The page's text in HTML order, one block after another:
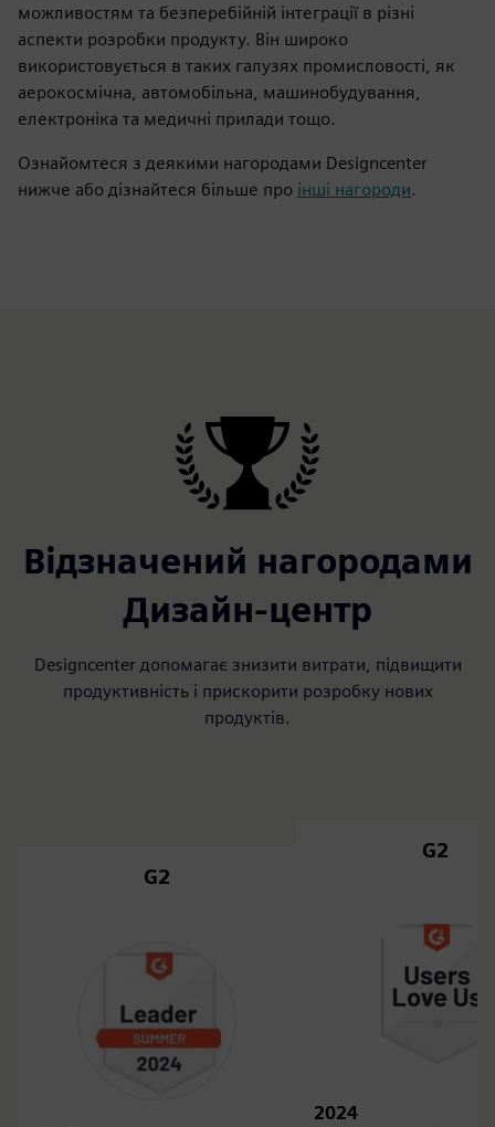
можливостям та безперебійній інтеграції в різні
аспекти розробки продукту. Він широко
використовується в таких галузях промисловості, як
аерокосмічна, автомобільна, машинобудування,
електроніка та медичні прилади тощо.
Ознайомтеся з деякими нагородами Designcenter
нижче або дізнайтеся більше про інші нагороди.
Відзначений нагородами
Дизайн-центр
Designcenter допомагає знизити витрати, підвищити
продуктивність і прискорити розробку нових
продуктів.
G2
G2
2024